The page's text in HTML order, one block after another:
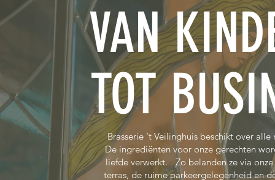
VAN
TOT
Brasserie ‘t Veilinghuis beschikt over
De ingrediënten voor onze gerechten
liefde verwerkt. Zo belanden ze via
terras, de ruime parkeergelegenheid en